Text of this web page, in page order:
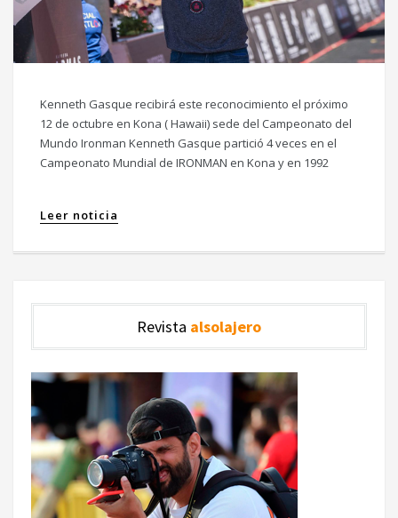
Kenneth Gasque recibirá este reconocimiento el próximo
12 de octubre en Kona ( Hawaii) sede del Campeonato del
Mundo Ironman Kenneth Gasque partició 4 veces en el
Campeonato Mundial de IRONMAN en Kona y en 1992
Leer noticia
Revista alsolajero